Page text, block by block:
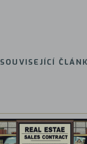
SOUVISEJÍCÍ